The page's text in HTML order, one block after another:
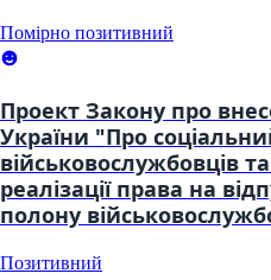
Помірно позитивний
Проект Закону про
України "Про
військовослужбовців
реалізації права на
полону
Позитивний